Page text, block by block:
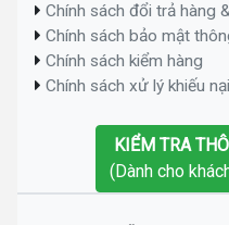
Chính sách đổi trả hàng
Chính sách bảo mật
Chính sách kiểm hàng
Chính sách xử lý khiếu nại
KIỂM TRA
(Dành cho